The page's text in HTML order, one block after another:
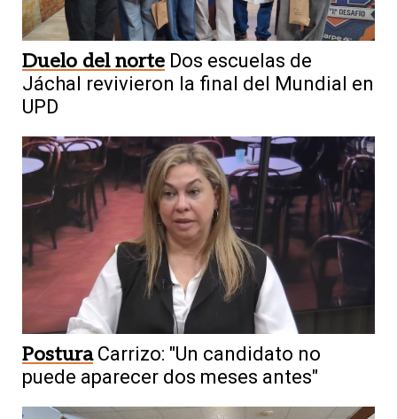
Duelo del norte Dos escuelas de
Jáchal revivieron la final del Mundial en
UPD
Postura Carrizo: "Un candidato no
puede aparecer dos meses antes"